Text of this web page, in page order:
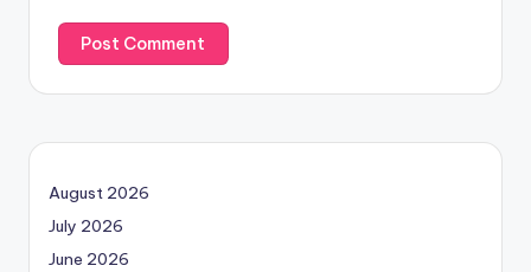
August 2026
July 2026
June 2026